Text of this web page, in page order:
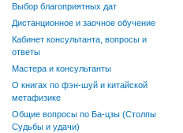
Выбор благоприятных дат
Дистанционное и заочное обучение
Кабинет консультанта, вопросы и
ответы
Мастера и консультанты
О книгах по фэн-шуй и китайской
метафизике
Общие вопросы по Ба-цзы (Столпы
Судьбы и удачи)